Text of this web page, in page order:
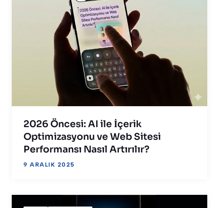
2026 Öncesi: AI ile İçerik
Optimizasyonu ve Web Sitesi
Performansı Nasıl Artırılır?
9 ARALIK 2025